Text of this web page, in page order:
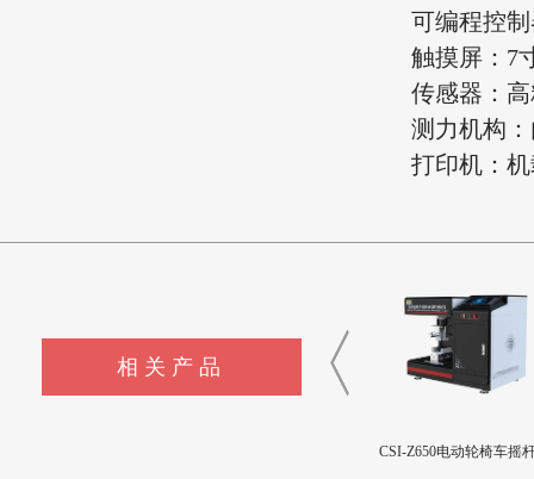
可编程控
触摸屏：7
传感器：
测力机构
打印机：
相关产品
CSI-Z650电动轮椅车摇